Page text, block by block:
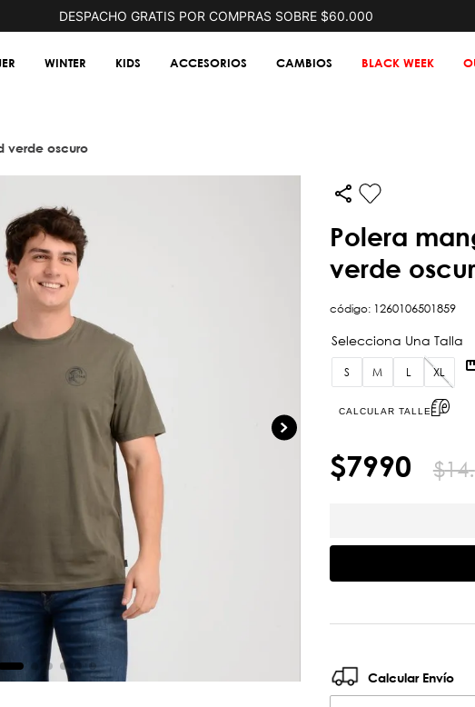
DESPACHO GRATIS POR COMPRAS SOBRE $60.000
WINTER KIDS ACCESORIOS CAMBIOS BLACK WEEK
verde oscuro
polera manga corta og gos ad
verde
código: 1260106501859
S M L XL
CALCULAR TALLE
$7990 $14.
Calcular Envío